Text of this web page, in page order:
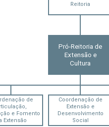
Reitoria
Pró-Reitoria de
Extensão e
Cultura
de
e Fomento
Extensão
Coordenação de
Extensão e
Desenvolvimento
Social